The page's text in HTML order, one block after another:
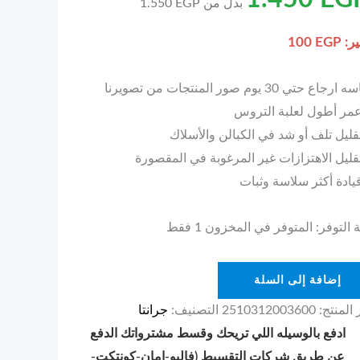
بدل من 1.550 EGP
100 EGP
حتي 30 يوم صور المنتجات من تصويرنا
أطول لعلبة التروس
تلف أو شد في الكبالن والأسلاك
الاهتزازات غير المرغوبة في المقصورة
أكثر سلاسة وثبات
التوفر: المتوفر في المخزون 1 فقط
إضافة إلى السلة
المنتج: 2510312003600 التصنيف: جرانتا
ادفع بالوسيله اللي تريحك وقسط مشترواتك الدفع
عن طريق شركات التقسيط (فاليو-امان-كونتكت-